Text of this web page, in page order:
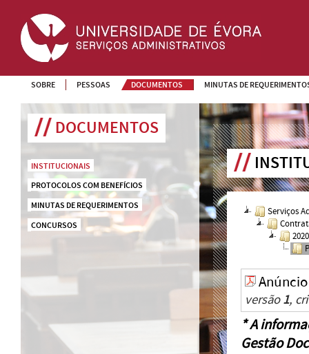
SOBRE PESSOAS DOCUMENTOS MINUTAS DE
DOCUMENTOS
INSTITUCIONAIS
PROTOCOLOS COM BENEFÍCIOS
MINUTAS DE REQUERIMENTOS
CONCURSOS
Serviços
2020
versão1,
* A
Gestão